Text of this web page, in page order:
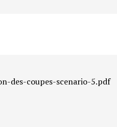
des-coupes-scenario-5.pdf